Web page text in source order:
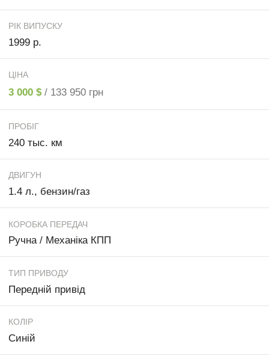
РІК ВИПУСКУ
1999 р.
ЦІНА
3 000 $ / 133 950 грн
ПРОБІГ
240 тыс. км
ДВИГУН
1.4 л., бензин/газ
КОРОБКА ПЕРЕДАЧ
Ручна / Механіка КПП
ТИП ПРИВОДУ
Передній привід
КОЛІР
Синій